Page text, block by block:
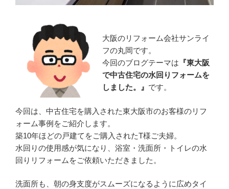
大阪のリフォーム会社サンライ
フの丸岡です。
今回のブログテーマは 『東大阪
で中古住宅の水回りフォームを
しました。』 です。
今回は、中古住宅を購入された東大阪市のお客様のリフ
ォーム事例をご紹介します。
築10年ほどの戸建てをご購入されたT様ご夫婦。
水回りの使用感が気になり、浴室・洗面所・トイレの水
回りリフォームをご依頼いただきました。
洗面所も、朝の身支度がスムーズになるように広めタイ